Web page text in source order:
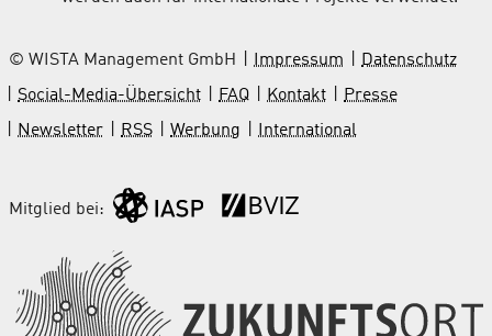
© WISTA Management GmbH Impressum
Datenschutz
Social-Media-Übersicht
FAQ Kontakt
Presse
Newsletter
RSS Werbung International
Mitglied bei: